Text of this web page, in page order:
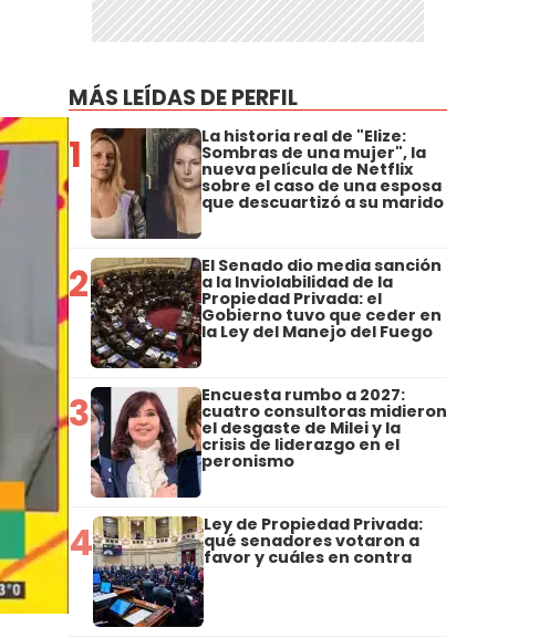
MÁS LEÍDAS DE PERFIL
1 La historia real de "Elize:
Sombras de una mujer", la
nueva película de Netflix
sobre el caso de una esposa
que descuartizó a su marido
2 El Senado dio media sanción
a la Inviolabilidad de la
Propiedad Privada: el
Gobierno tuvo que ceder en
la Ley del Manejo del Fuego
3 Encuesta rumbo a 2027:
cuatro consultoras midieron
el desgaste de Milei y la
crisis de liderazgo en el
peronismo
4 Ley de Propiedad Privada:
qué senadores votaron a
favor y cuáles en contra